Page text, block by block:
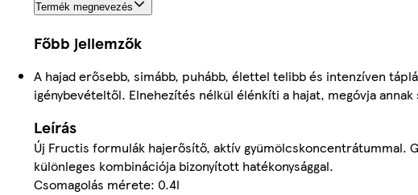
Termék megnevezés
Főbb jellemzők
A hajad erősebb, simább, puhább, élettel telibb és intenzíven
igénybevételtől. Elnehezítés nélkül élénkíti a hajat, megóvja
Leírás
Új Fructis formulák hajerősítő, aktív
különleges kombinációja bizonyított hatékonysággal.
Csomagolás mérete: 0.4l